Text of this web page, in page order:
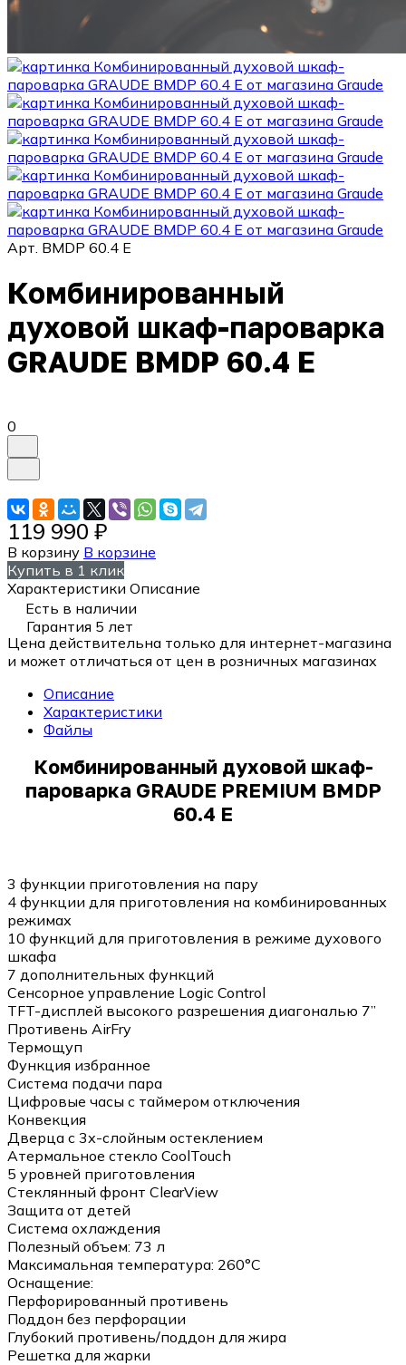
Арт. BMDP 60.4 E
Комбинированный
духовой шкаф-пароварка
GRAUDE BMDP 60.4 E
0
119 990 ₽
В корзину В корзине
Купить в 1 клик
Характеристики Описание
Есть в наличии
Гарантия 5 лет
Цена действительна только для интернет-магазина
и может отличаться от цен в розничных магазинах
Описание
Характеристики
Файлы
Комбинированный духовой шкаф-
пароварка GRAUDE PREMIUM BMDP
60.4 E
3 функции приготовления на пару
4 функции для приготовления на комбинированных
режимах
10 функций для приготовления в режиме духового
шкафа
7 дополнительных функций
Сенсорное управление Logic Control
TFT-дисплей высокого разрешения диагональю 7”
Противень AirFry
Термощуп
Функция избранное
Система подачи пара
Цифровые часы с таймером отключения
Конвекция
Дверца с 3х-слойным остеклением
Атермальное стекло CoolTouch
5 уровней приготовления
Стеклянный фронт ClearView
Защита от детей
Система охлаждения
Полезный объем: 73 л
Максимальная температура: 260°C
Оснащение:
Перфорированный противень
Поддон без перфорации
Глубокий противень/поддон для жира
Решетка для жарки